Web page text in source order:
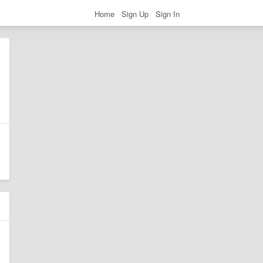
Home Sign Up Sign In